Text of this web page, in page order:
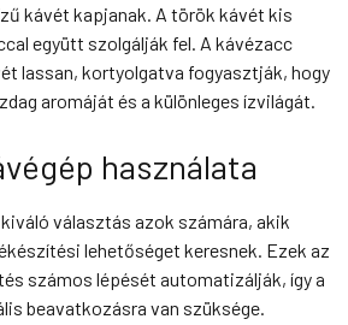
kávét kapjanak. A török kávét kis
együtt szolgálják fel. A kávézacc
lassan, kortyolgatva fogyasztják, hogy
aromáját és a különleges ízvilágát.
használata
kiváló választás azok számára, akik
lehetőséget keresnek. Ezek az
számos lépését automatizálják, így a
beavatkozásra van szüksége.